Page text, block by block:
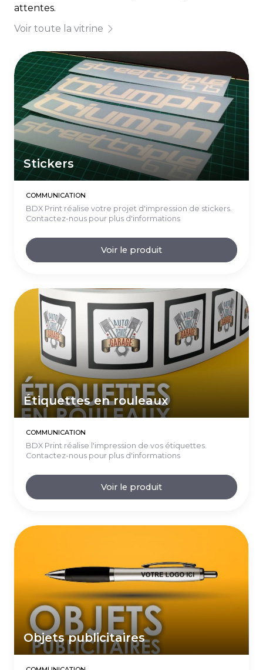
attentes.
Voir toute la vitrine
Stickers
COMMUNICATION
BDX Print réalise votre projet d'impression de stickers.
Contactez-nous pour plus d'informations
Voir le produit
Étiquettes en rouleaux
COMMUNICATION
BDX Print réalise l'impression de vos étiquettes.
Contactez-nous pour plus d'informations
Voir le produit
Objets publicitaires